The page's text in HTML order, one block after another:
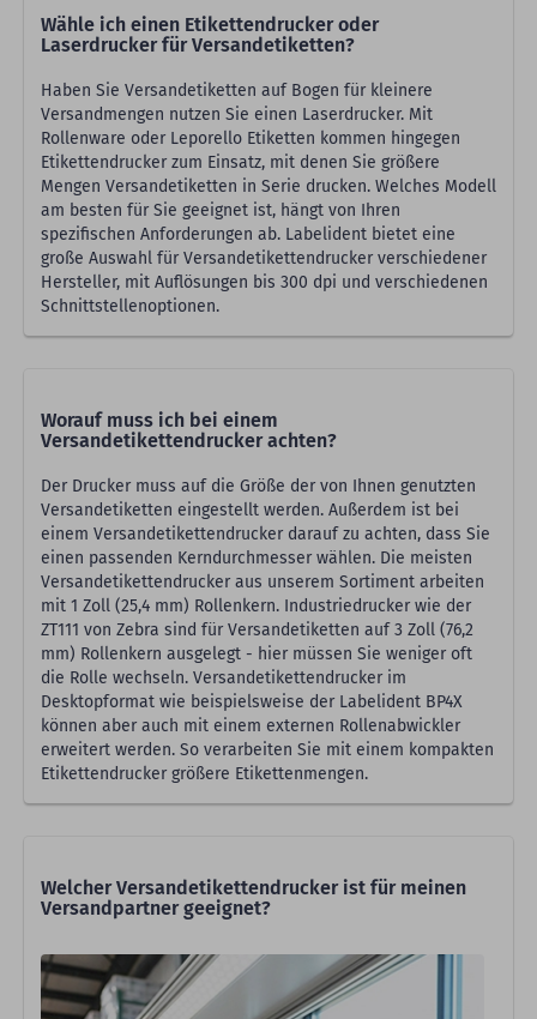
Wähle ich einen Etikettendrucker oder
Laserdrucker für Versandetiketten?
Haben Sie Versandetiketten auf Bogen für kleinere
Versandmengen nutzen Sie einen Laserdrucker. Mit
Rollenware oder Leporello Etiketten kommen hingegen
Etikettendrucker zum Einsatz, mit denen Sie größere
Mengen Versandetiketten in Serie drucken. Welches Modell
am besten für Sie geeignet ist, hängt von Ihren
spezifischen Anforderungen ab. Labelident bietet eine
große Auswahl für Versandetikettendrucker verschiedener
Hersteller, mit Auflösungen bis 300 dpi und verschiedenen
Schnittstellenoptionen.
Worauf muss ich bei einem
Versandetikettendrucker achten?
Der Drucker muss auf die Größe der von Ihnen genutzten
Versandetiketten eingestellt werden. Außerdem ist bei
einem Versandetikettendrucker darauf zu achten, dass Sie
einen passenden Kerndurchmesser wählen. Die meisten
Versandetikettendrucker aus unserem Sortiment arbeiten
mit 1 Zoll (25,4 mm) Rollenkern. Industriedrucker wie der
ZT111 von Zebra sind für Versandetiketten auf 3 Zoll (76,2
mm) Rollenkern ausgelegt - hier müssen Sie weniger oft
die Rolle wechseln. Versandetikettendrucker im
Desktopformat wie beispielsweise der Labelident BP4X
können aber auch mit einem externen Rollenabwickler
erweitert werden. So verarbeiten Sie mit einem kompakten
Etikettendrucker größere Etikettenmengen.
Welcher Versandetikettendrucker ist für meinen
Versandpartner geeignet?